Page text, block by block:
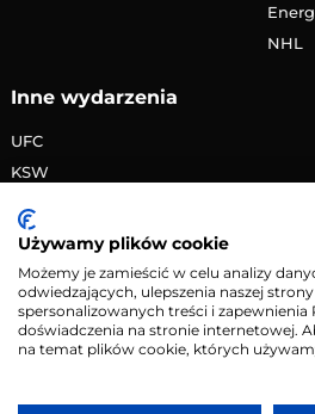
NHL
Inne wydarzenia
UFC
KSW
PRIME MMA
Żużlowa Ekstraliga
Speedway Grand Prix
Skoki narciarskie
Używamy plików cookie
Możemy je zamieścić w celu analizy
odwiedzających, ulepszenia naszej
spersonalizowanych treści i zapewnienia
doświadczenia na stronie internetowej.
na temat plików cookie, których